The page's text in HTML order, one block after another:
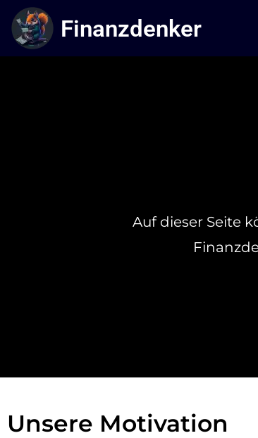
Finanzdenker
Auf dieser Seite
Unsere Motivation